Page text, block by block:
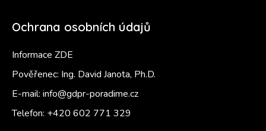
Ochrana osobních údajů
Informace ZDE
Pověřenec: Ing. David Janota, Ph.D.
E-mail: info@gdpr-poradime.cz
Telefon: +420 602 771 329